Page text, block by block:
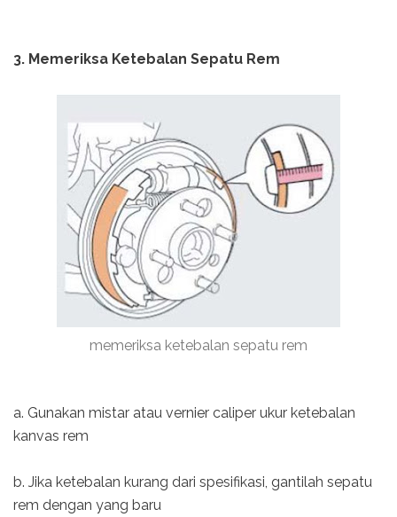
3. Memeriksa Ketebalan Sepatu Rem
memeriksa ketebalan sepatu rem
a. Gunakan mistar atau vernier caliper ukur ketebalan
kanvas rem
b. Jika ketebalan kurang dari spesifikasi, gantilah sepatu
rem dengan yang baru